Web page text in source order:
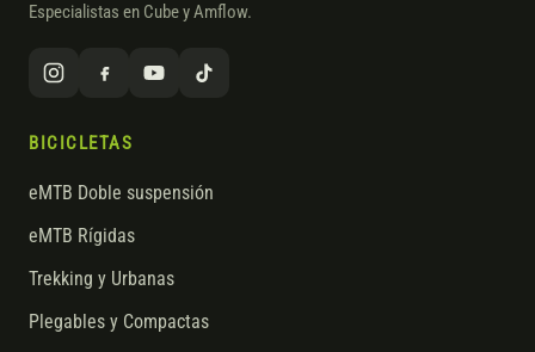
Especialistas en Cube y Amflow.
BICICLETAS
eMTB Doble suspensión
eMTB Rígidas
Trekking y Urbanas
Plegables y Compactas